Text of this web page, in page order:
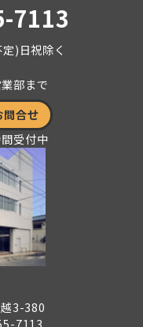
7113
)日祝除く
部まで
問合せ
受付中
3-380
7113